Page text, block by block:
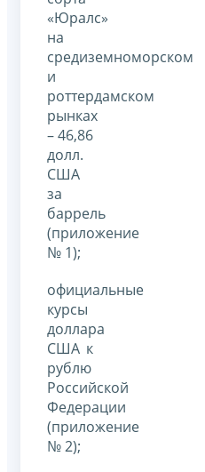
«Юралс»
на
средиземноморском
и
роттердамском
рынках
– 46,86
долл.
США
за
баррель
(приложение
№ 1);
официальные
курсы
доллара
США к
рублю
Российской
Федерации
(приложение
№ 2);